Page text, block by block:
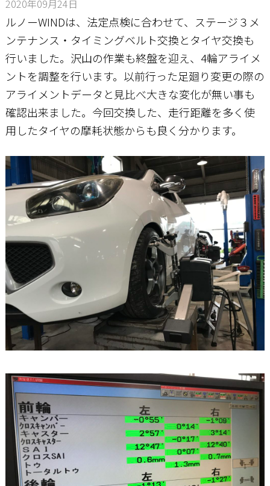
店舗案内
工場通信
お問い合わせ
2020年09月24日
ルノーWINDは、法定点検に合わせて、ステージ３メ
ンテナンス・タイミングベルト交換とタイヤ交換も
行いました。沢山の作業も終盤を迎え、4輪アライメ
ントを調整を行います。以前行った足廻り変更の際の
アライメントデータと見比べ大きな変化が無い事も
確認出来ました。今回交換した、走行距離を多く使
用したタイヤの摩耗状態からも良く分かります。